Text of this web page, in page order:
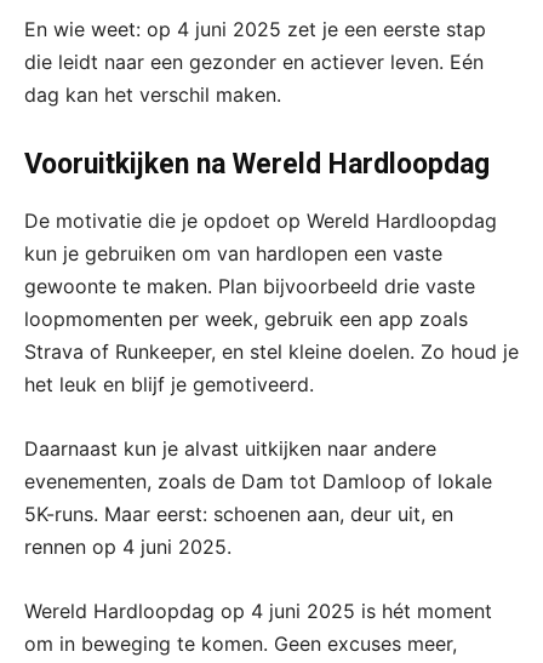
En wie weet: op 4 juni 2025 zet je een eerste stap
die leidt naar een gezonder en actiever leven. Eén
dag kan het verschil maken.
Vooruitkijken na Wereld Hardloopdag
De motivatie die je opdoet op Wereld Hardloopdag
kun je gebruiken om van hardlopen een vaste
gewoonte te maken. Plan bijvoorbeeld drie vaste
loopmomenten per week, gebruik een app zoals
Strava of Runkeeper, en stel kleine doelen. Zo houd je
het leuk en blijf je gemotiveerd.
Daarnaast kun je alvast uitkijken naar andere
evenementen, zoals de Dam tot Damloop of lokale
5K-runs. Maar eerst: schoenen aan, deur uit, en
rennen op 4 juni 2025.
Wereld Hardloopdag op 4 juni 2025 is hét moment
om in beweging te komen. Geen excuses meer,